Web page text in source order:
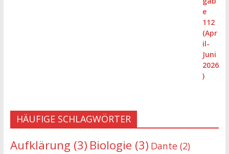
HÄUFIGE SCHLAGWÖRTER
Aufklärung (3) Biologie (3) Dante(2)